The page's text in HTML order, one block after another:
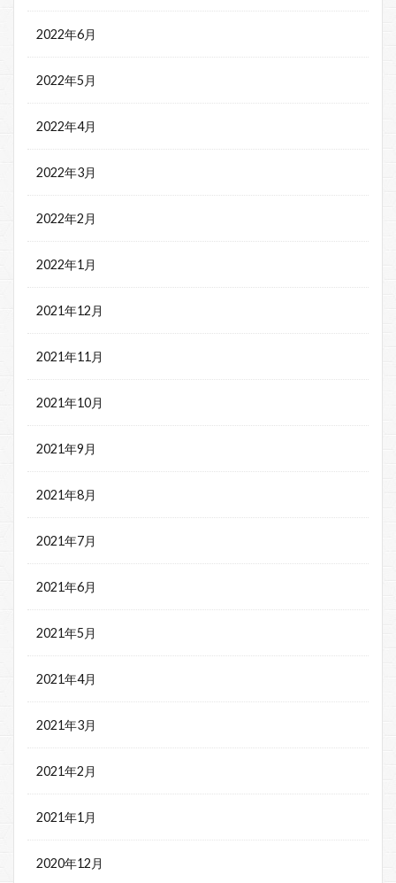
2022年6月
2022年5月
2022年4月
2022年3月
2022年2月
2022年1月
2021年12月
2021年11月
2021年10月
2021年9月
2021年8月
2021年7月
2021年6月
2021年5月
2021年4月
2021年3月
2021年2月
2021年1月
2020年12月